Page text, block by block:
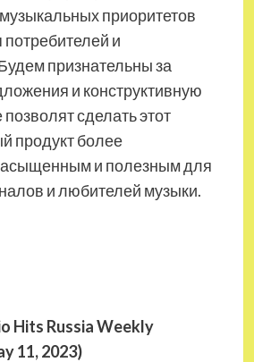
приоритетов
и
признательны за
и конструктивную
позволят сделать этот
продукт более
и полезным для
и любителей музыки.
Hits Russia Weekly
11, 2023)